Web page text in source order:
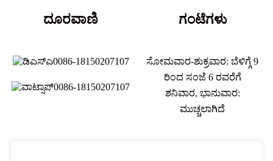
ದೂರವಾಣಿ
0086-18150207107
0086-18150207107
ಗಂಟೆಗಳು
ಸೋಮವಾರ-ಶುಕ್ರವಾರ: ಬೆಳಿಗ್ಗೆ 9
ರಿಂದ ಸಂಜೆ 6 ರವರೆಗೆ
ಶನಿವಾರ, ಭಾನುವಾರ:
ಮುಚ್ಚಲಾಗಿದೆ